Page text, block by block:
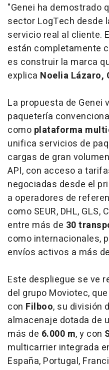
"Genei ha demostrado
sector LogTech desde
servicio real al cliente.
están completamente
es construir la marca
explica Noelia Lázaro,
La propuesta de Genei
paquetería
como plataforma
unifica servicios de
cargas de gran
API, con acceso a
negociadas desde el
a operadores de
como SEUR, DHL, GLS,
entre más de 30
como internacionales,
envíos activos a más de
Este despliegue se ve
del grupo Moviotec,
con Filboo, su división
almacenaje dotada de
más de 6.000 m, y con
multicarrier integrada
España, Portugal,